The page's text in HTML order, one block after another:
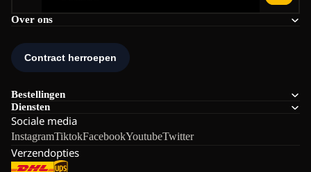
Over ons
Bestellingen
Diensten
Sociale media
InstagramTiktokFacebookYoutubeTwitter
Verzendopties